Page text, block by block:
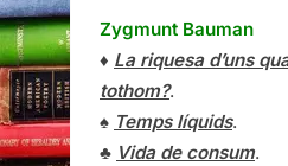
Zygmunt Bauman
♦ La riquesa d’uns
tothom?.
♠ Temps líquids.
♣ Vida de consum.